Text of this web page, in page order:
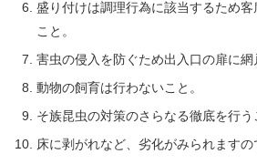
盛り付けは調理行為に該当するため客
こと。
害虫の侵入を防ぐため出入口の扉に網
動物の飼育は行わないこと。
そ族昆虫の対策のさらなる徹底を行う
床に剥がれなど、劣化がみられますの